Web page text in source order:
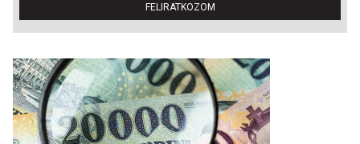
FELIRATKOZOM